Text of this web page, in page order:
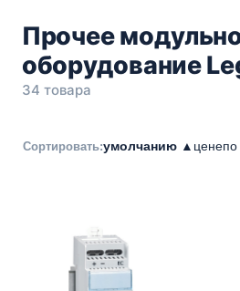
Прочее
оборудование
34 товара
Сортировать:умолчанию ▲ цене